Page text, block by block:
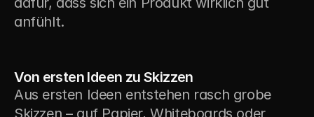
anfühlt.
Von ersten Ideen zu Skizzen
Aus ersten Ideen entstehen rasch grobe
Skizzen – auf Papier, Whiteboards oder